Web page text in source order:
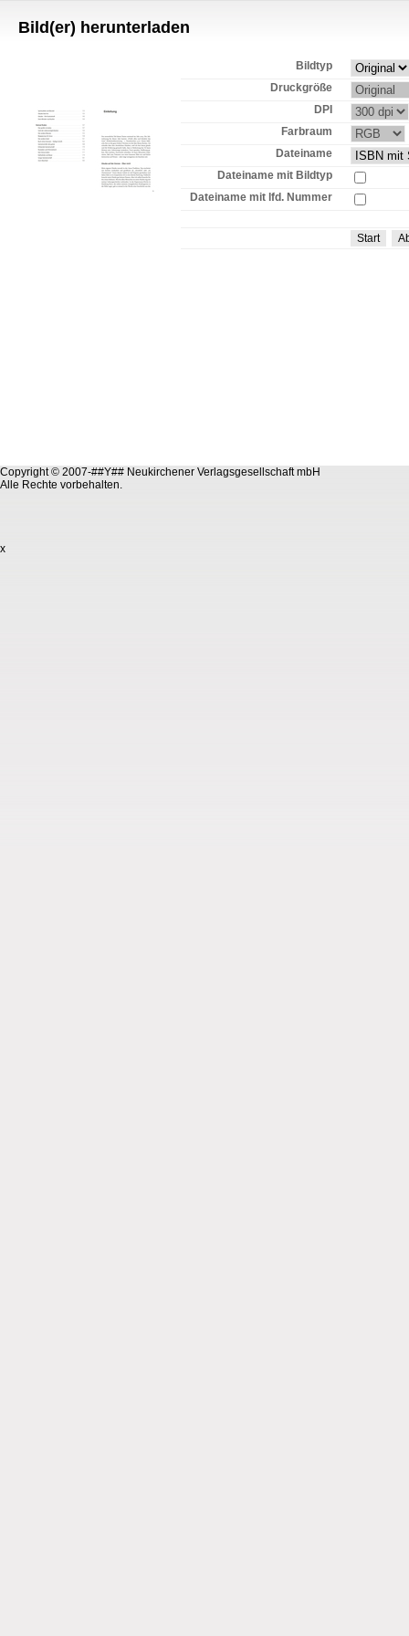
Bild(er) herunterladen
Bildtyp
Druckgröße
DPI
Farbraum
Dateiname
Dateiname mit Bildtyp
Dateiname mit lfd. Nummer
Copyright © 2007-##Y## Neukirchener Verlagsgesellschaft mbH
Alle Rechte vorbehalten.
x